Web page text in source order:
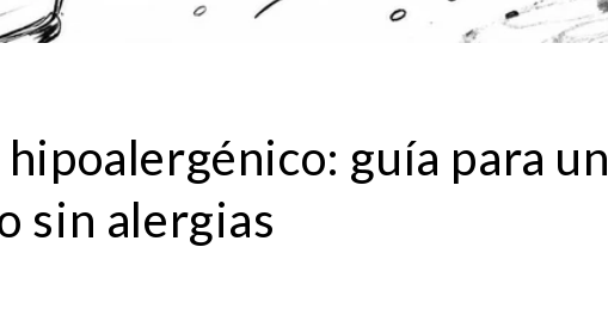
guía para un
sin alergias